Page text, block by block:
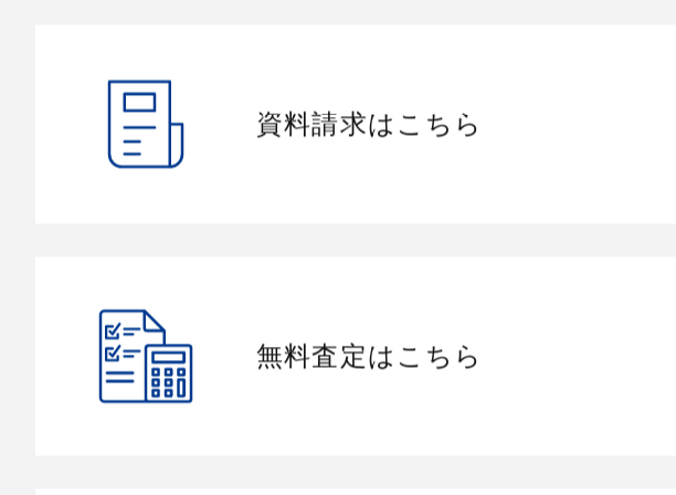
資料請求はこちら
無料査定はこちら